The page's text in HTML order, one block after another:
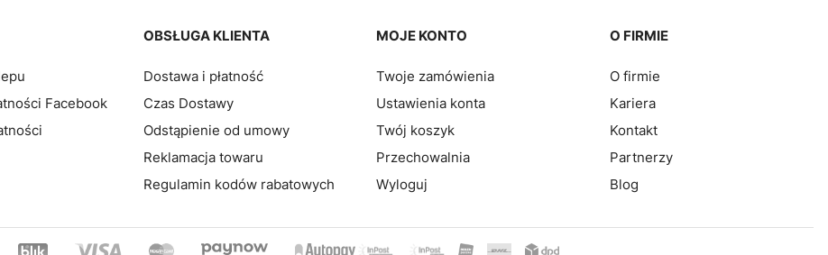
Facebook
OBSŁUGA KLIENTA
Dostawa i płatność
Czas Dostawy
Odstąpienie od umowy
Reklamacja towaru
Regulamin kodów rabatowych
MOJE KONTO
Twoje zamówienia
Ustawienia konta
Twój koszyk
Przechowalnia
Wyloguj
O FIRMIE
O firmie
Kariera
Kontakt
Partnerzy
Blog